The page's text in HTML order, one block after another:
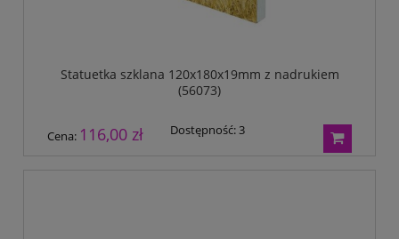
Statuetka szklana 120x180x19mm z nadrukiem
(56073)
Cena: 116,00 zł Dostępność:3